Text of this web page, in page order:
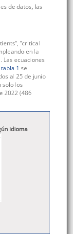
de datos, las
“critical
en la
Las ecuaciones
tabla 1 se
al 25 de junio
solo los
2022 (486
idioma